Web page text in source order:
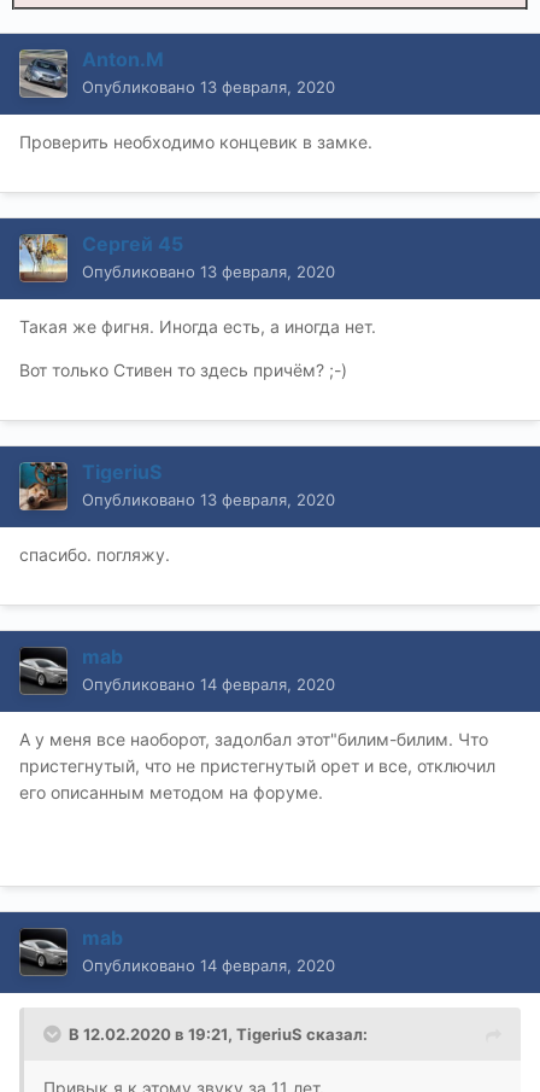
Anton.M
Опубликовано 13 февраля, 2020
Проверить необходимо концевик в замке.
Сергей 45
Опубликовано 13 февраля, 2020
Такая же фигня. Иногда есть, а иногда нет.
Вот только Стивен то здесь причём? ;-)
TigeriuS
Опубликовано 13 февраля, 2020
спасибо. погляжу.
mab
Опубликовано 14 февраля, 2020
А у меня все наоборот, задолбал этот"билим-билим. Что
пристегнутый, что не пристегнутый орет и все, отключил
его описанным методом на форуме.
mab
Опубликовано 14 февраля, 2020
В 12.02.2020 в 19:21, TigeriuS сказал: